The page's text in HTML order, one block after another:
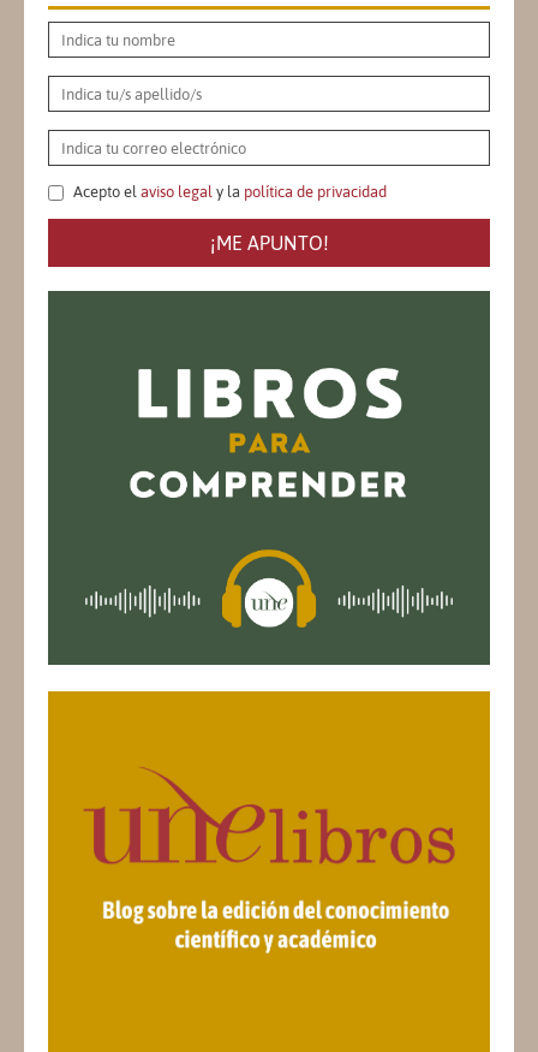
Acepto el aviso legal y la política de privacidad